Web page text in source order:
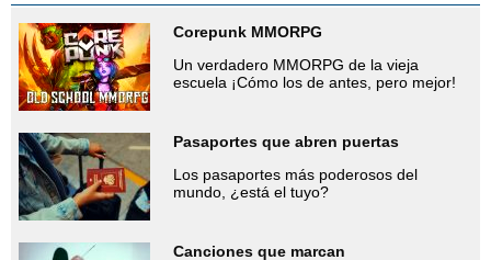
Corepunk MMORPG
Un verdadero MMORPG de la vieja
escuela ¡Cómo los de antes, pero mejor!
Pasaportes que abren puertas
Los pasaportes más poderosos del
mundo, ¿está el tuyo?
Canciones que marcan